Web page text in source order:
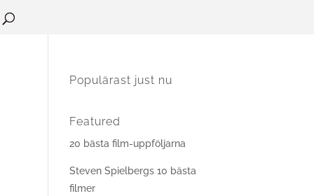
Populärast just nu
Featured
20 bästa film-uppföljarna
Steven Spielbergs 10 bästa
filmer